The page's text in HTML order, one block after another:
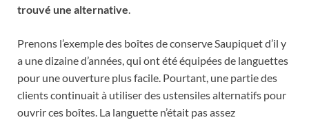
trouvé une alternative.
Prenons l’exemple des boîtes de conserve Saupiquet d’il y
a une dizaine d’années, qui ont été équipées de languettes
pour une ouverture plus facile. Pourtant, une partie des
clients continuait à utiliser des ustensiles alternatifs pour
ouvrir ces boîtes. La languette n’était pas assez